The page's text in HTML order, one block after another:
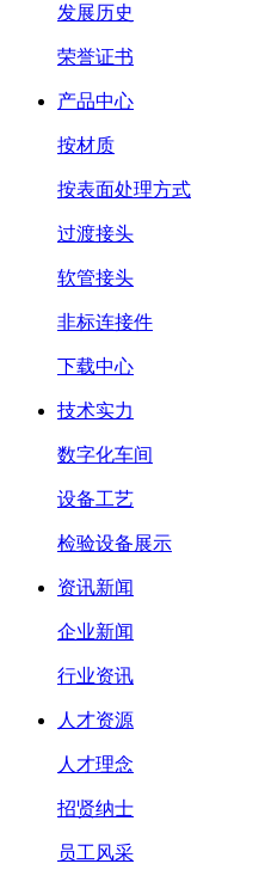
发展历史
荣誉证书
产品中心
按材质
按表面处理方式
过渡接头
软管接头
非标连接件
下载中心
技术实力
数字化车间
设备工艺
检验设备展示
资讯新闻
企业新闻
行业资讯
人才资源
人才理念
招贤纳士
员工风采